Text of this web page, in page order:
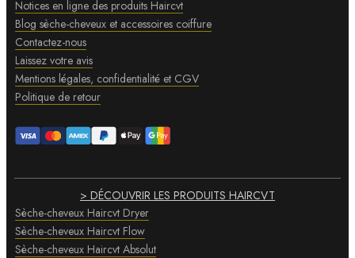
Notices en ligne des produits Haircvt
Blog sèche-cheveux et accessoires coiffure
Contactez-nous
Laissez votre avis
Mentions légales, confidentialité et CGV
Politique de retour
> DÉCOUVRIR LES PRODUITS HAIRCVT
Sèche-cheveux Haircvt Dryer
Sèche-cheveux Haircvt Flow
Sèche-cheveux Haircvt Absolut